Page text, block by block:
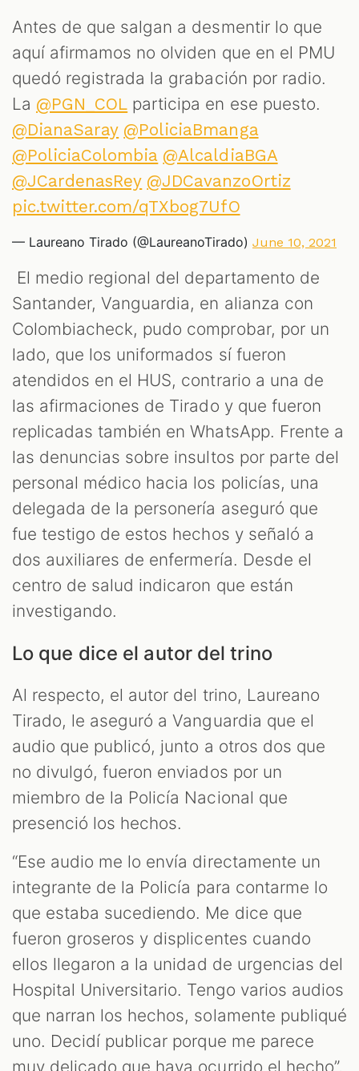
Antes de que salgan a desmentir lo que
aquí afirmamos no olviden que en el PMU
quedó registrada la grabación por radio.
La @PGN_COL participa en ese puesto.
@DianaSaray @PoliciaBmanga
@PoliciaColombia @AlcaldiaBGA
@JCardenasRey @JDCavanzoOrtiz
pic.twitter.com/qTXbog7UfO
— Laureano Tirado (@LaureanoTirado) June 10, 2021
El medio regional del departamento de
Santander, Vanguardia, en alianza con
Colombiacheck, pudo comprobar, por un
lado, que los uniformados sí fueron
atendidos en el HUS, contrario a una de
las afirmaciones de Tirado y que fueron
replicadas también en WhatsApp. Frente a
las denuncias sobre insultos por parte del
personal médico hacia los policías, una
delegada de la personería aseguró que
fue testigo de estos hechos y señaló a
dos auxiliares de enfermería. Desde el
centro de salud indicaron que están
investigando.
Lo que dice el autor del trino
Al respecto, el autor del trino, Laureano
Tirado, le aseguró a Vanguardia que el
audio que publicó, junto a otros dos que
no divulgó, fueron enviados por un
miembro de la Policía Nacional que
presenció los hechos.
“Ese audio me lo envía directamente un
integrante de la Policía para contarme lo
que estaba sucediendo. Me dice que
fueron groseros y displicentes cuando
ellos llegaron a la unidad de urgencias del
Hospital Universitario. Tengo varios audios
que narran los hechos, solamente publiqué
uno. Decidí publicar porque me parece
muy delicado que haya ocurrido el hecho”,